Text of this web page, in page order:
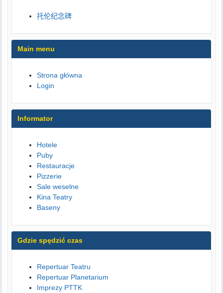
托伦纪念碑
Main menu
Strona główna
Login
Informator
Hotele
Puby
Restauracje
Pizzerie
Sale weselne
Kina Teatry
Baseny
Gdzie spędzić czas
Repertuar Teatru
Repertuar Planetarium
Imprezy PTTK